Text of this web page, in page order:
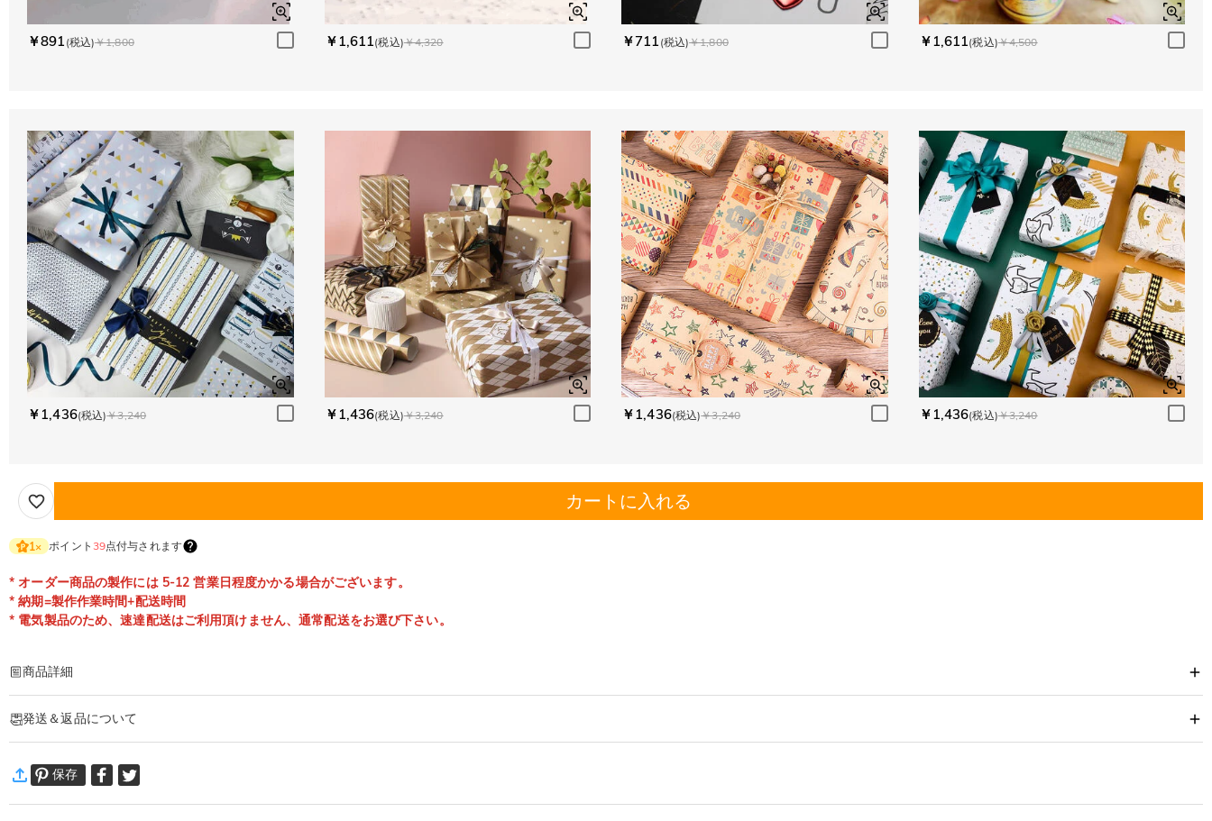
￥891 (税込)￥1,800 ￥1,611(税込)￥4,320 ￥711 (税込)￥1,800 ￥1,611(税込)￥4,500
￥1,436(税込)￥3,240 ￥1,436(税込)￥3,240 ￥1,436(税込)￥3,240 ￥1,436(税込)￥3,240
カートに入れる
1× ポイント 39点付与されます
* オーダー商品の製作には 5-12 営業日程度かかる場合がございます。
* 納期=製作作業時間+配送時間
* 電気製品のため、速達配送はご利用頂けません、通常配送をお選び下さい。
商品詳細
好きなお写真やメッセージ入りで、「世界で１つだけ」のナイトライトになります。
お部屋を飾るインテリア雑貨にもオーダーメイドでき、あなたが大切に想うお相手への贈りものにぴったり。
発送＆返品について
万一、ご注文商品にご満足いただけない場合は、商品が到着後60日以内に返品＆交換できます。
詳細はこちら
保存